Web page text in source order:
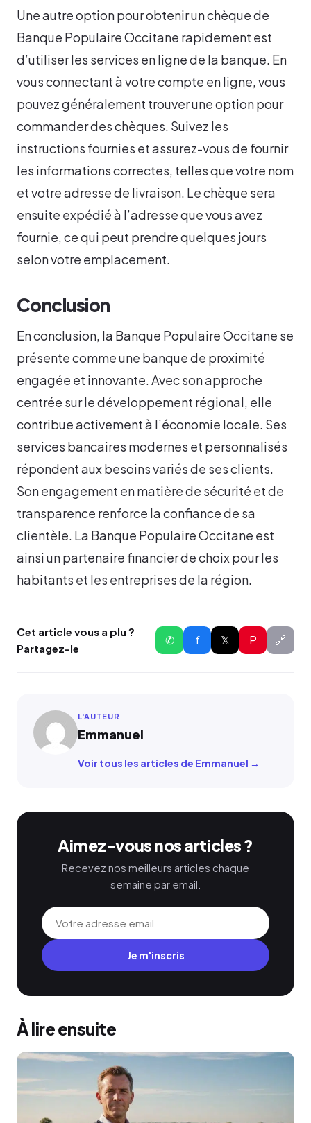
Une autre option pour obtenir un chèque de
Banque Populaire Occitane rapidement est
d’utiliser les services en ligne de la banque. En
vous connectant à votre compte en ligne, vous
pouvez généralement trouver une option pour
commander des chèques. Suivez les
instructions fournies et assurez-vous de fournir
les informations correctes, telles que votre nom
et votre adresse de livraison. Le chèque sera
ensuite expédié à l’adresse que vous avez
fournie, ce qui peut prendre quelques jours
selon votre emplacement.
Conclusion
En conclusion, la Banque Populaire Occitane se
présente comme une banque de proximité
engagée et innovante. Avec son approche
centrée sur le développement régional, elle
contribue activement à l’économie locale. Ses
services bancaires modernes et personnalisés
répondent aux besoins variés de ses clients.
Son engagement en matière de sécurité et de
transparence renforce la confiance de sa
clientèle. La Banque Populaire Occitane est
ainsi un partenaire financier de choix pour les
habitants et les entreprises de la région.
Cet article vous a plu ?
Partagez-le
✆ f 𝕏 P 🔗
L'AUTEUR
Emmanuel
Voir tous les articles de Emmanuel →
Aimez-vous nos articles ?
Recevez nos meilleurs articles chaque
semaine par email.
Je m'inscris
À lire ensuite